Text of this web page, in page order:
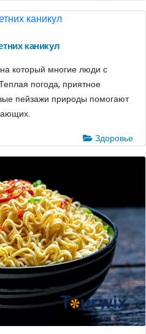
каникул
который многие люди с
погода, приятное
пейзажи природы помогают
Здоровье